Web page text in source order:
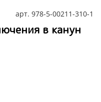
арт. 978-5-00211-310-1
в канун